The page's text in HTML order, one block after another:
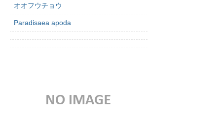
オオフウチョウ
Paradisaea apoda